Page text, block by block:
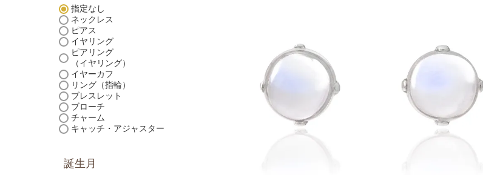
指定なし
ネックレス
ピアス
イヤリング
ピアリング
（イヤリング）
イヤーカフ
リング（指輪）
ブレスレット
ブローチ
チャーム
キャッチ・アジャスター
誕生月